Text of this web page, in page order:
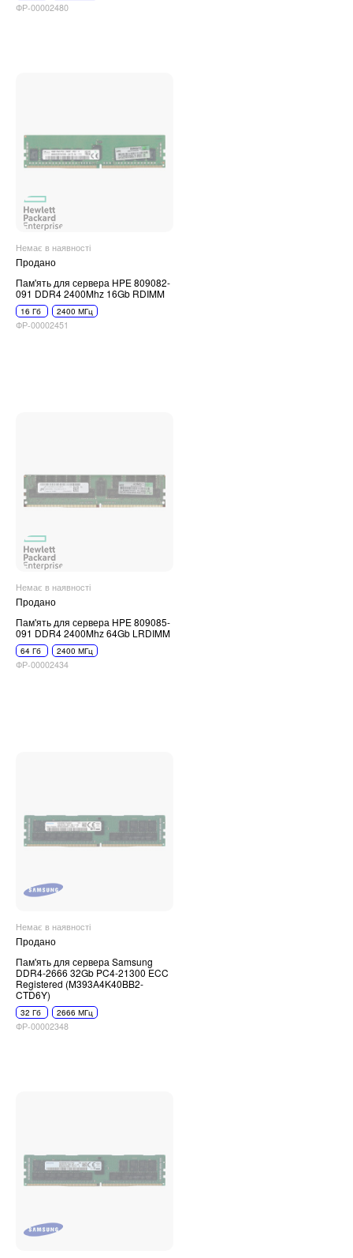
ФР-00002480
Немає в наявності
Продано
Пам'ять для сервера HPE 809082-
091 DDR4 2400Mhz 16Gb RDIMM
16 Гб 2400 МГц
ФР-00002451
Немає в наявності
Продано
Пам'ять для сервера HPE 809085-
091 DDR4 2400Mhz 64Gb LRDIMM
64 Гб 2400 МГц
ФР-00002434
Немає в наявності
Продано
Пам'ять для сервера Samsung
DDR4-2666 32Gb PC4-21300 ECC
Registered (M393A4K40BB2-
CTD6Y)
32 Гб 2666 МГц
ФР-00002348